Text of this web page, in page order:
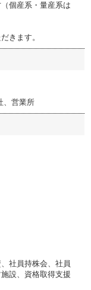
個産系・量産系は
きます。
、営業所
社員持株会、社員
設、資格取得支援